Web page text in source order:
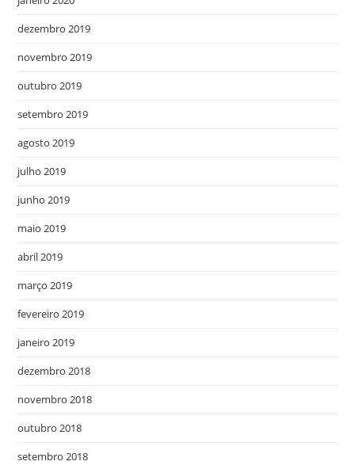
dezembro 2019
novembro 2019
outubro 2019
setembro 2019
agosto 2019
julho 2019
junho 2019
maio 2019
abril 2019
março 2019
fevereiro 2019
janeiro 2019
dezembro 2018
novembro 2018
outubro 2018
setembro 2018